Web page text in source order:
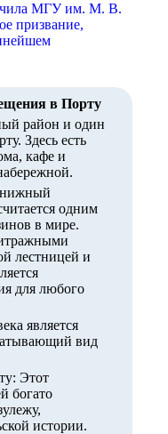
в Порту
район и один
Здесь есть
кафе и
одним
в мире.
лестницей и
для любого
является
вид
Этот
богато
истории.
МГУ им. М. В.
призвание,